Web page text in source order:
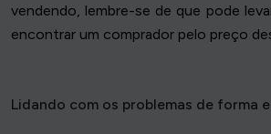
vendendo, lembre-se de que pode
encontrar um comprador pelo preço
Lidando com os problemas de forma